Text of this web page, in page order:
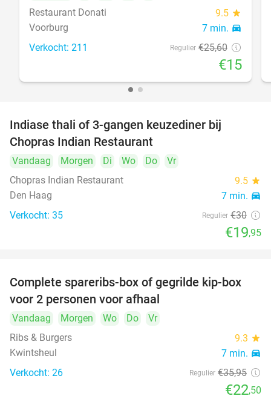
food
food
Restaurant Donati
9.5 star
Voorburg 7 min. directions_car
Verkocht: 211 Regulier €25,60
€15
Indiase thali of 3-gangen keuzediner bij
Chopras Indian Restaurant
Vandaag Morgen Di Wo Do
Vr
Chopras Indian Restaurant
9.5 star
Den Haag 7 min. directions_car
Verkocht: 35 Regulier €30
€19,95
37%
Complete spareribs-box of gegrilde kip-box
voor 2 personen voor afhaal
Vandaag Morgen Wo Do
Vr
Ribs & Burgers
9.3 star
Kwintsheul 7 min. directions_car
Verkocht: 26 Regulier €35,95
€22,50